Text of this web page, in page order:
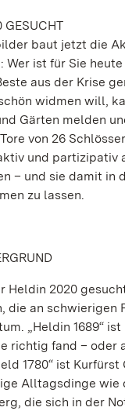
GESUCHT
baut jetzt die
Wer ist für Sie
aus der Krise
widmen will,
Gärten melden
von 26
und partizipativ
– und sie damit in
zu lassen.
Heldin 2020
die an
„Heldin 1689“
richtig fand –
1780“ ist
Alltagsdinge wie
die sich in der